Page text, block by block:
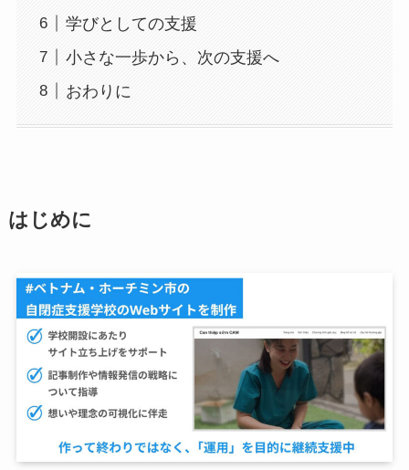
学びとしての支援
小さな一歩から、次の支援へ
おわりに
はじめに